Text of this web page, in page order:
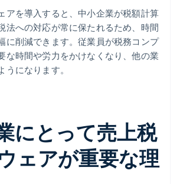
アを導入すると、中小企業が税額計算
法への対応が常に保たれるため、時間
に削減できます。従業員が税務コンプ
な時間や労力をかけなくなり、他の業
になります。
にとって売上税
ェアが重要な理